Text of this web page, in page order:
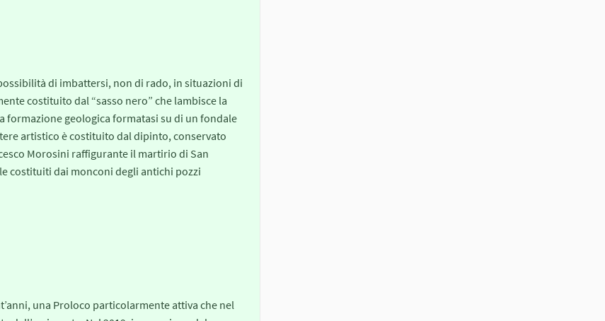
di imbattersi, non di rado, in situazioni di
costituito dal “sasso nero” che lambisce la
formazione geologica formatasi su di un fondale
artistico è costituito dal dipinto, conservato
Morosini raffigurante il martirio di San
costituiti dai monconi degli antichi pozzi
una Proloco particolarmente attiva che nel